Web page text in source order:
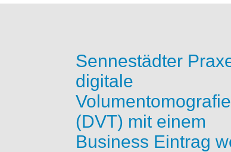
Sennestädter
digitale
Volumentomografie
(DVT) mit einem
Business Eintrag